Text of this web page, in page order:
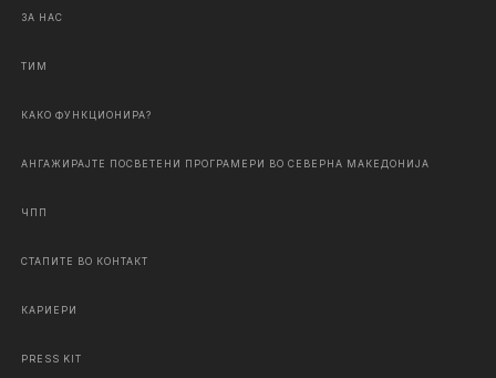
ЗА НАС
ТИМ
КАКО ФУНКЦИОНИРА?
АНГАЖИРАЈТЕ ПОСВЕТЕНИ ПРОГРАМЕРИ ВО СЕВЕРНА МАКЕДОНИЈА
ЧПП
СТАПИТЕ ВО КОНТАКТ
КАРИЕРИ
PRESS KIT